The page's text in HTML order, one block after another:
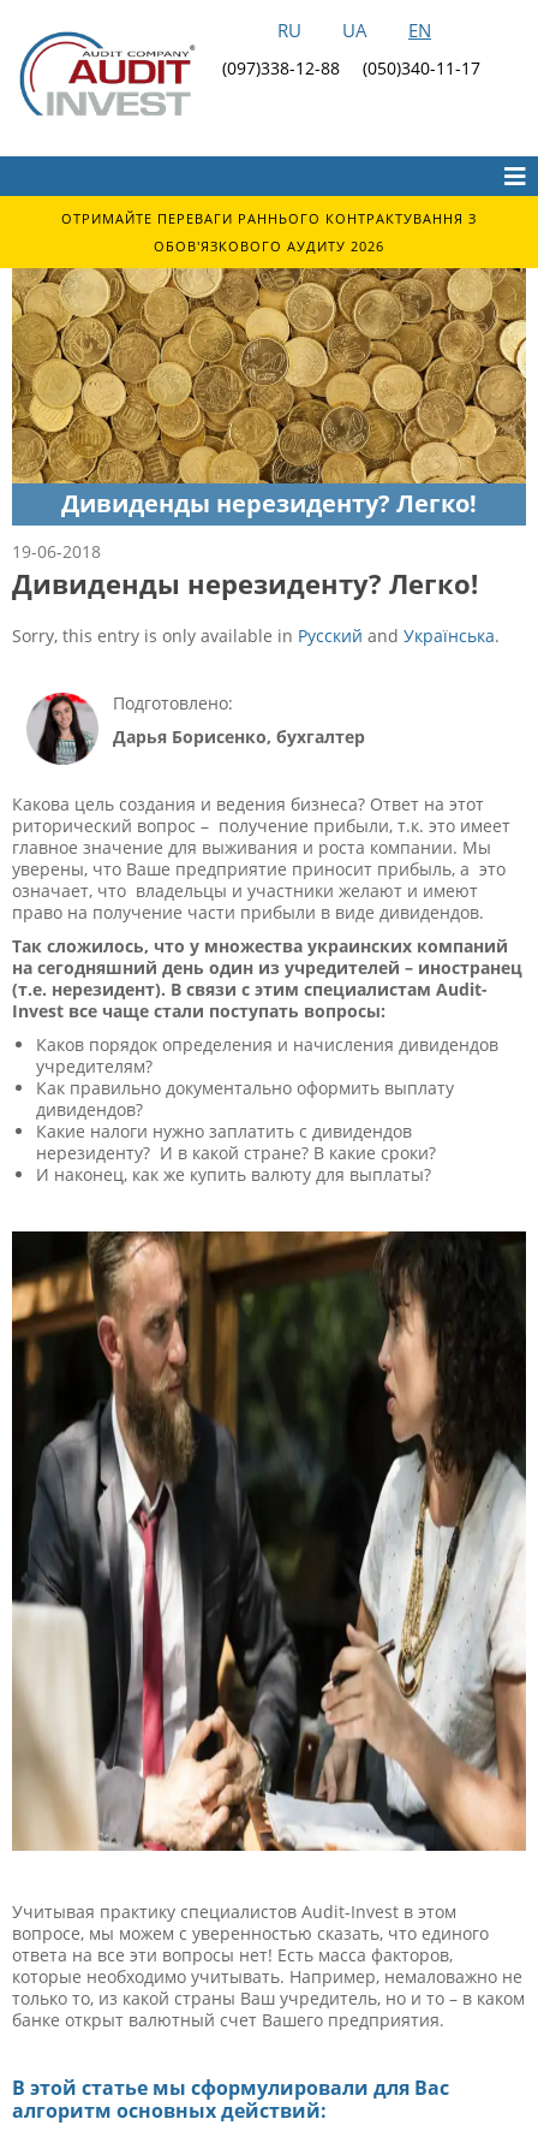
RU UA EN
(097)338-12-88 (050)340-11-17
ОТРИМАЙТЕ ПЕРЕВАГИ РАННЬОГО КОНТРАКТУВАННЯ З
ОБОВ'ЯЗКОВОГО АУДИТУ 2026
Дивиденды нерезиденту? Легко!
19-06-2018
Дивиденды нерезиденту? Легко!
Sorry, this entry is only available in Русский and Українська.
Подготовлено:
Дарья Борисенко, бухгалтер
Какова цель создания и ведения бизнеса? Ответ на этот
риторический вопрос – получение прибыли, т.к. это имеет
главное значение для выживания и роста компании. Мы
уверены, что Ваше предприятие приносит прибыль, а это
означает, что владельцы и участники желают и имеют
право на получение части прибыли в виде дивидендов.
Так сложилось, что у множества украинских компаний
на сегодняшний день один из учредителей – иностранец
(т.е. нерезидент). В связи с этим специалистам Audit-
Invest все чаще стали поступать вопросы:
Каков порядок определения и начисления дивидендов
учредителям?
Как правильно документально оформить выплату
дивидендов?
Какие налоги нужно заплатить с дивидендов
нерезиденту? И в какой стране? В какие сроки?
И наконец, как же купить валюту для выплаты?
Учитывая практику специалистов Audit-Invest в этом
вопросе, мы можем с уверенностью сказать, что единого
ответа на все эти вопросы нет! Есть масса факторов,
которые необходимо учитывать. Например, немаловажно не
только то, из какой страны Ваш учредитель, но и то – в каком
банке открыт валютный счет Вашего предприятия.
В этой статье мы сформулировали для Вас
алгоритм основных действий: